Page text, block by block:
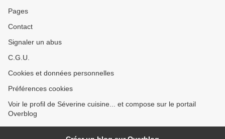
Pages
Contact
Signaler un abus
C.G.U.
Cookies et données personnelles
Préférences cookies
Voir le profil de Séverine cuisine... et compose sur le portail
Overblog